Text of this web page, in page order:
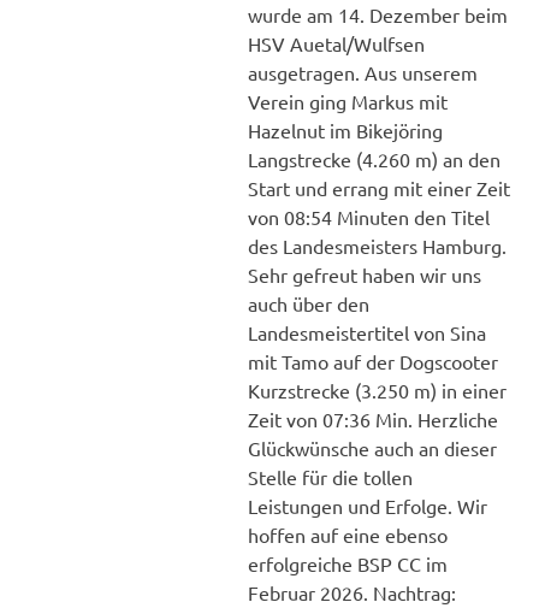
wurde am 14. Dezember beim
HSV Auetal/Wulfsen
ausgetragen. Aus unserem
Verein ging Markus mit
Hazelnut im Bikejöring
Langstrecke (4.260 m) an den
Start und errang mit einer Zeit
von 08:54 Minuten den Titel
des Landesmeisters Hamburg.
Sehr gefreut haben wir uns
auch über den
Landesmeistertitel von Sina
mit Tamo auf der Dogscooter
Kurzstrecke (3.250 m) in einer
Zeit von 07:36 Min. Herzliche
Glückwünsche auch an dieser
Stelle für die tollen
Leistungen und Erfolge. Wir
hoffen auf eine ebenso
erfolgreiche BSP CC im
Februar 2026. Nachtrag: